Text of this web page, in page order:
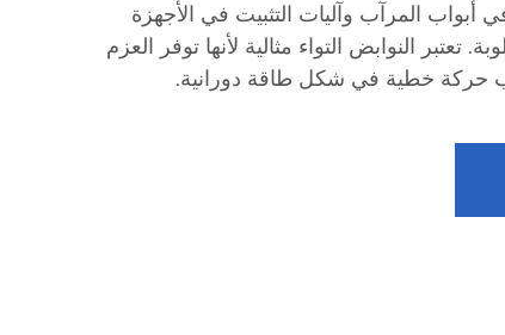
المرآب وآليات التثبيت في الأجهزة
تعتبر النوابض التواء مثالية لأنها توفر العزم
حركة خطية في شكل طاقة دورانية.